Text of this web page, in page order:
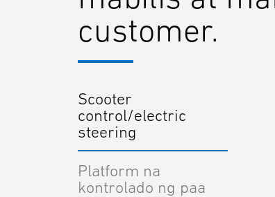
customer.
Scooter
control/electric
steering
Platform na
kontrolado ng paa